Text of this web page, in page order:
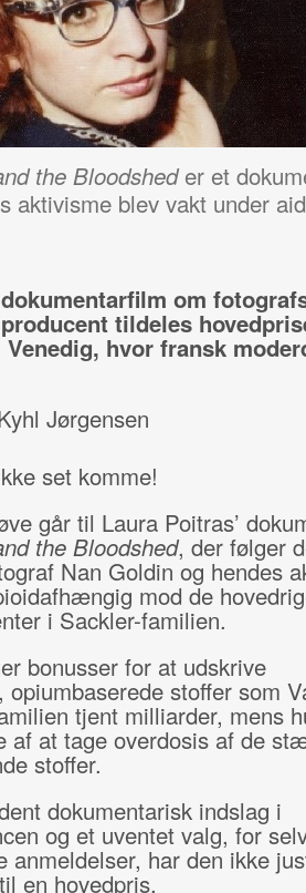
the Bloodsheder et
aktivisme blev vakt under
om
tildeles
hvor fransk
Jørgensen
set komme!
går til Laura Poitras’
the Bloodshed, der følger
Nan Goldin og hendes
mod de
i Sackler-familien.
bonusser for at udskrive
stoffer som
tjent milliarder, mens
af at tage overdosis af de
stoffer.
dokumentarisk indslag i
og et uventet valg, for
anmeldelser, har den ikke
en hovedpris.